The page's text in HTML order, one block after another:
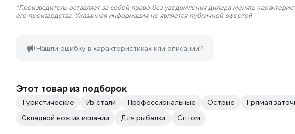
*Производитель оставляет за собой право без уведомления дилера менять
его производства. Указанная информация не является публичной офертой
Нашли ошибку в характеристиках или описании?
Этот товар из подборок
Туристические Из стали Профессиональные Острые Прямая
Складной нож из испании
Для рыбалки Оптом